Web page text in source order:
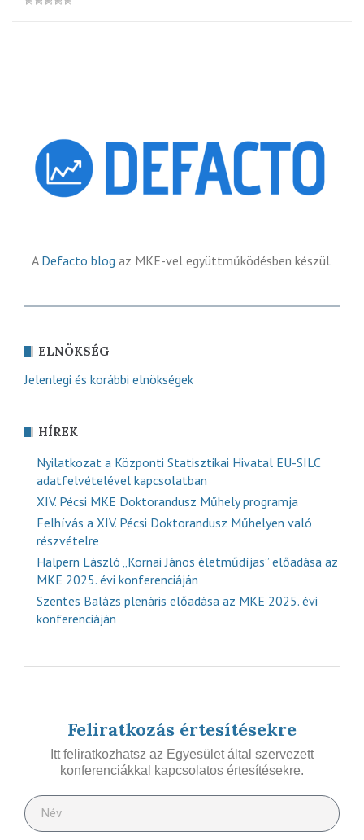
A Defacto blog az MKE-vel együttműködésben készül.
ELNÖKSÉG
Jelenlegi és korábbi elnökségek
HÍREK
Nyilatkozat a Központi Statisztikai Hivatal EU-SILC
adatfelvételével kapcsolatban
XIV. Pécsi MKE Doktorandusz Műhely programja
Felhívás a XIV. Pécsi Doktorandusz Műhelyen való
részvételre
Halpern László „Kornai János életműdíjas” előadása az
MKE 2025. évi konferenciáján
Szentes Balázs plenáris előadása az MKE 2025. évi
konferenciáján
Feliratkozás értesítésekre
Itt feliratkozhatsz az Egyesület által szervezett
konferenciákkal kapcsolatos értesítésekre.